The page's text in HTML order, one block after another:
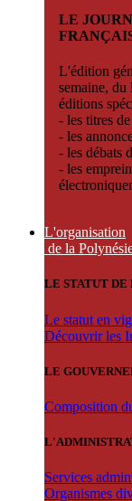
LE
L'édition
semaine,
éditions
- les titres
- les
- les débats
- les
L'organisation
de la
LE STATUT DE
Le statut en
Découvrir les
LE
Composition
Services
Organismes